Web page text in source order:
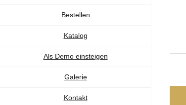
Bestellen
Katalog
Als Demo einsteigen
Galerie
Kontakt